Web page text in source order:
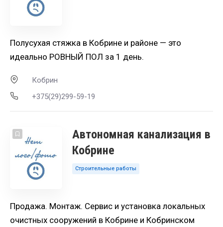
Полусухая стяжка в Кобрине и районе — это
идеально РОВНЫЙ ПОЛ за 1 день.
Кобрин
+375(29)299-59-19
Автономная канализация в
Кобрине
Строительные работы
Продажа. Монтаж. Сервис и установка локальных
очистных сооружений в Кобрине и Кобринском